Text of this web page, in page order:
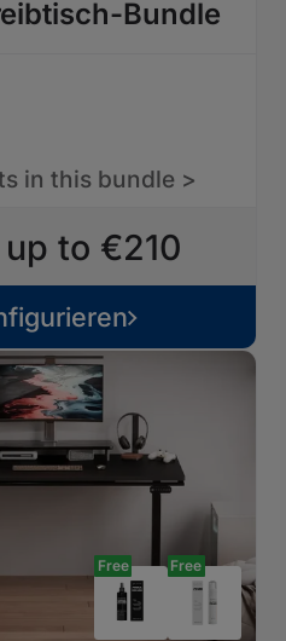
Bundle
in this bundle >
to €210
Free Free